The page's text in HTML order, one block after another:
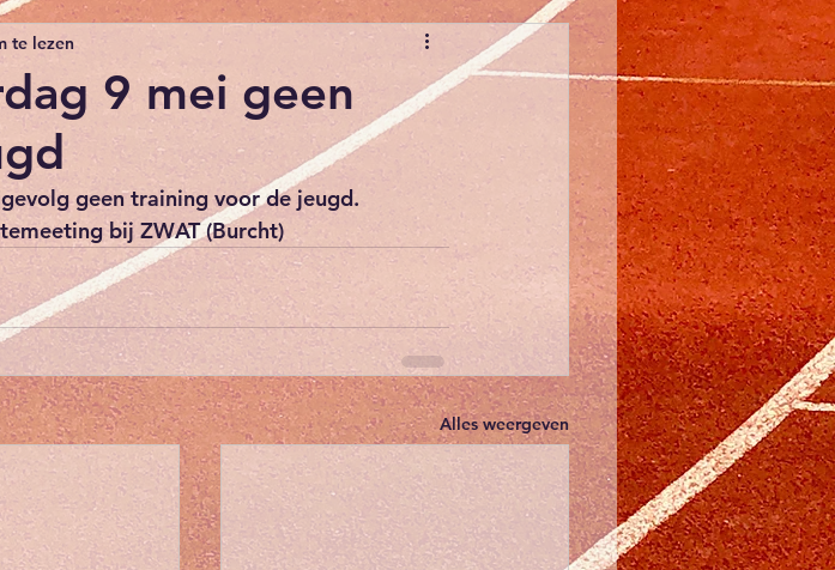
9 mei geen
te lezen
geen training voor de jeugd.
bij ZWAT (Burcht)
Alles weergeven